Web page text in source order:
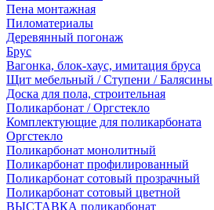
Пена монтажная
Пиломатериалы
Деревянный погонаж
Брус
Вагонка, блок-хаус, имитация бруса
Щит мебельный / Ступени / Балясины
Доска для пола, строительная
Поликарбонат / Оргстекло
Комплектующие для поликарбоната
Оргстекло
Поликарбонат монолитный
Поликарбонат профилированный
Поликарбонат сотовый прозрачный
Поликарбонат сотовый цветной
ВЫСТАВКА поликарбонат